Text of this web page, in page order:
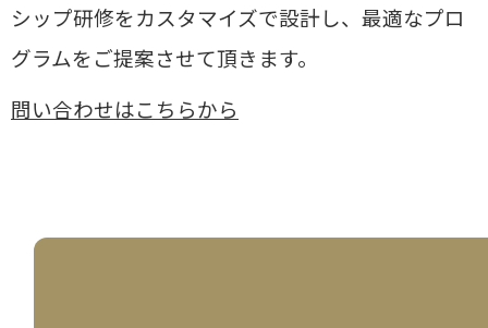
シップ研修をカスタマイズで設計し、 最適なプロ
グラムをご提案させて頂きます。
問い合わせはこちらから